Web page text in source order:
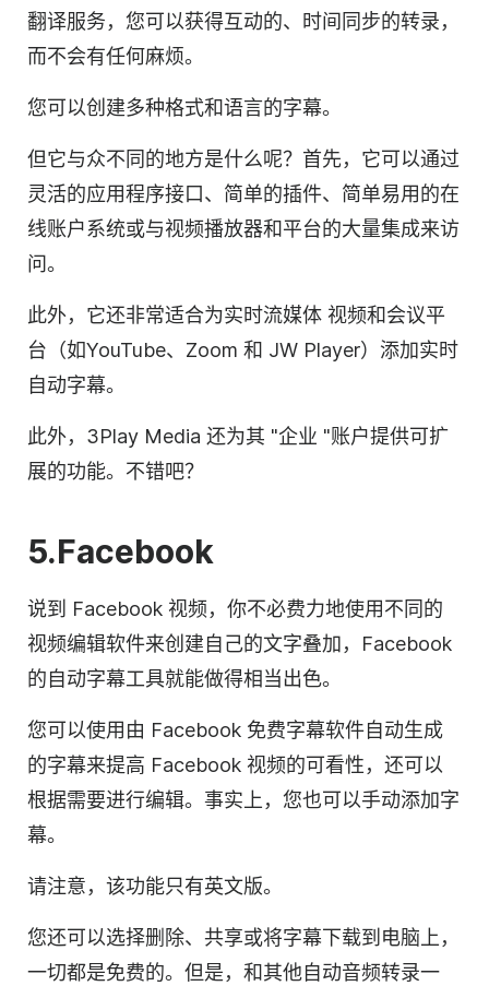
翻译服务，您可以获得互动的、时间同步的转录，
而不会有任何麻烦。
您可以创建多种格式和语言的字幕。
但它与众不同的地方是什么呢？首先，它可以通过
灵活的应用程序接口、简单的插件、简单易用的在
线账户系统或与视频播放器和平台的大量集成来访
问。
此外，它还非常适合为实时流媒体 视频和会议平
台（如YouTube、Zoom 和 JW Player）添加实时
自动字幕。
此外，3Play Media 还为其 "企业 "账户提供可扩
展的功能。不错吧？
5.Facebook
说到 Facebook 视频，你不必费力地使用不同的
视频编辑软件来创建自己的文字叠加，Facebook
的自动字幕工具就能做得相当出色。
您可以使用由 Facebook 免费字幕软件自动生成
的字幕来提高 Facebook 视频的可看性，还可以
根据需要进行编辑。事实上，您也可以手动添加字
幕。
请注意，该功能只有英文版。
您还可以选择删除、共享或将字幕下载到电脑上，
一切都是免费的。但是，和其他自动音频转录一